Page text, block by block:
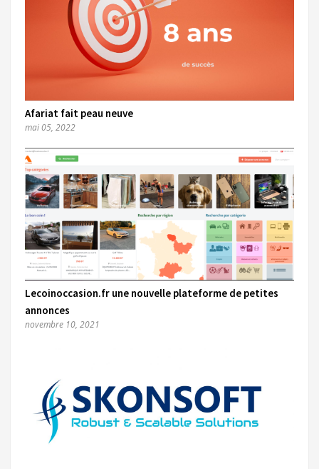
Afariat fait peau neuve
mai 05, 2022
Lecoinoccasion.fr une nouvelle plateforme de petites
annonces
novembre 10, 2021